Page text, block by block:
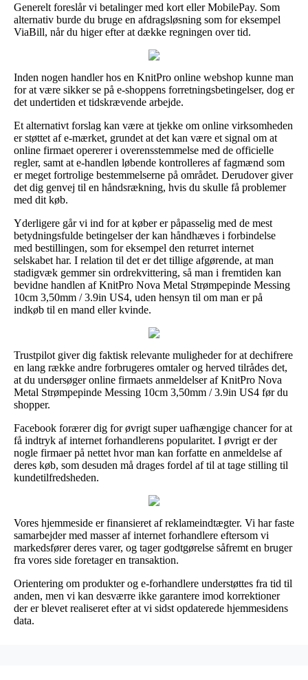
Generelt foreslår vi betalinger med kort eller MobilePay. Som
alternativ burde du bruge en afdragsløsning som for eksempel
ViaBill, når du higer efter at dække regningen over tid.
Inden nogen handler hos en KnitPro online webshop kunne man
for at være sikker se på e-shoppens forretningsbetingelser, dog er
det undertiden et tidskrævende arbejde.
Et alternativt forslag kan være at tjekke om online virksomheden
er støttet af e-mærket, grundet at det kan være et signal om at
online firmaet opererer i overensstemmelse med de officielle
regler, samt at e-handlen løbende kontrolleres af fagmænd som
er meget fortrolige bestemmelserne på området. Derudover giver
det dig genvej til en håndsrækning, hvis du skulle få problemer
med dit køb.
Yderligere går vi ind for at køber er påpasselig med de mest
betydningsfulde betingelser der kan håndhæves i forbindelse
med bestillingen, som for eksempel den returret internet
selskabet har. I relation til det er det tillige afgørende, at man
stadigvæk gemmer sin ordrekvittering, så man i fremtiden kan
bevidne handlen af KnitPro Nova Metal Strømpepinde Messing
10cm 3,50mm / 3.9in US4, uden hensyn til om man er på
indkøb til en mand eller kvinde.
Trustpilot giver dig faktisk relevante muligheder for at dechifrere
en lang række andre forbrugeres omtaler og herved tilrådes det,
at du undersøger online firmaets anmeldelser af KnitPro Nova
Metal Strømpepinde Messing 10cm 3,50mm / 3.9in US4 før du
shopper.
Facebook forærer dig for øvrigt super uafhængige chancer for at
få indtryk af internet forhandlerens popularitet. I øvrigt er der
nogle firmaer på nettet hvor man kan forfatte en anmeldelse af
deres køb, som desuden må drages fordel af til at tage stilling til
kundetilfredsheden.
Vores hjemmeside er finansieret af reklameindtægter. Vi har faste
samarbejder med masser af internet forhandlere eftersom vi
markedsfører deres varer, og tager godtgørelse såfremt en bruger
fra vores side foretager en transaktion.
Orientering om produkter og e-forhandlere understøttes fra tid til
anden, men vi kan desværre ikke garantere imod korrektioner
der er blevet realiseret efter at vi sidst opdaterede hjemmesidens
data.